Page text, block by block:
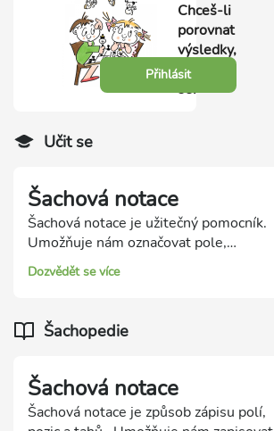
Chceš-li
porovnat
výsledky,
přihlas
se.
Přihlásit
Učit se
Šachová notace
Šachová notace je užitečný pomocník.
Umožňuje nám označovat pole,
zapisovat tahy a zaznamenávat celé
šachové partie, které si pak můžeme
Dozvědět se více
Šachopedie
Šachová notace
Šachová notace je způsob zápisu polí,